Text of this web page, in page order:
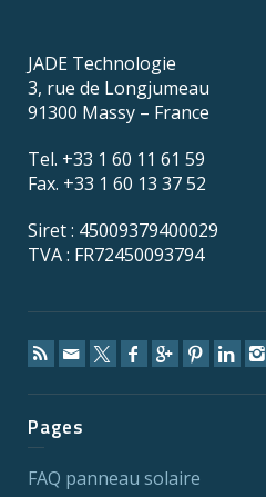
JADE Technologie
3, rue de Longjumeau
91300 Massy – France
Tel. +33 1 60 11 61 59
Fax. +33 1 60 13 37 52
Siret : 45009379400029
TVA : FR72450093794
Pages
FAQ panneau solaire